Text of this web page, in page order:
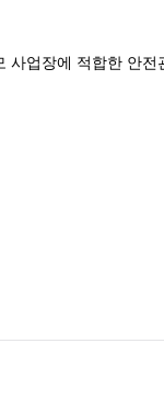
사업장에 적합한 안전